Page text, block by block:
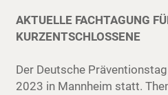
AKTUELLE FACHTAGUNG
KURZENTSCHLOSSENE
Der Deutsche
2023 in Mannheim statt.